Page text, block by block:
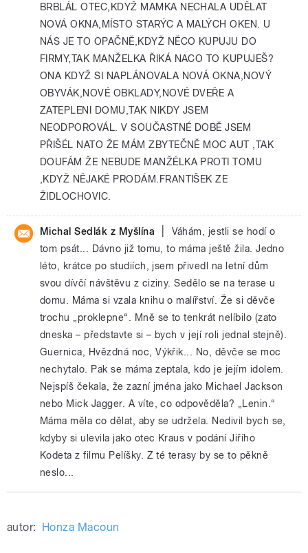
BRBLÁL OTEC,KDYŽ MAMKA NECHALA UDĚLAT
NOVÁ OKNA,MÍSTO STARÝC A MALÝCH OKEN. U
NÁS JE TO OPAČNĚ,KDYŽ NĚCO KUPUJU DO
FIRMY,TAK MANŽELKA ŘIKÁ NACO TO KUPUJEŠ?
ONA KDYŽ SI NAPLÁNOVALA NOVÁ OKNA,NOVÝ
OBYVÁK,NOVÉ OBKLADY,NOVÉ DVEŘE A
ZATEPLENI DOMU,TAK NIKDY JSEM
NEODPOROVÁL. V SOUČASTNÉ DOBĚ JSEM
PŘIŠÉL NATO ŽE MÁM ZBYTEČNĚ MOC AUT ,TAK
DOUFÁM ŽE NEBUDE MANŽÉLKA PROTI TOMU
,KDYŽ NĚJAKÉ PRODÁM.FRANTIŠEK ZE
ŽIDLOCHOVIC.
Michal Sedlák z Myšlína
Váhám, jestli se hodí o
tom psát... Dávno již tomu, to máma ještě žila. Jedno
léto, krátce po studiích, jsem přivedl na letní dům
svou dívčí návštěvu z ciziny. Sedělo se na terase u
domu. Máma si vzala knihu o malířství. Že si děvče
trochu „proklepne“. Mně se to tenkrát nelíbilo (zato
dneska – představte si – bych v její roli jednal stejně).
Guernica, Hvězdná noc, Výkřik... No, děvče se moc
nechytalo. Pak se máma zeptala, kdo je jejím idolem.
Nejspíš čekala, že zazní jména jako Michael Jackson
nebo Mick Jagger. A víte, co odpověděla? „Lenin.“
Máma měla co dělat, aby se udržela. Nedivil bych se,
kdyby si ulevila jako otec Kraus v podání Jiřího
Kodeta z filmu Pelíšky. Z té terasy by se to pěkně
neslo...
autor: Honza Macoun